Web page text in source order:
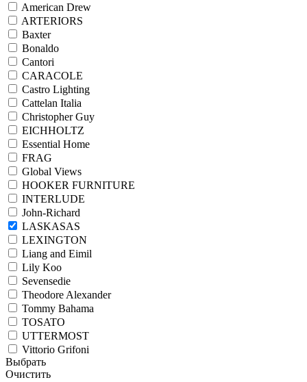
American Drew
ARTERIORS
Baxter
Bonaldo
Cantori
CARACOLE
Castro Lighting
Cattelan Italia
Christopher Guy
EICHHOLTZ
Essential Home
FRAG
Global Views
HOOKER FURNITURE
INTERLUDE
John-Richard
LASKASAS
LEXINGTON
Liang and Eimil
Lily Koo
Sevensedie
Theodore Alexander
Tommy Bahama
TOSATO
UTTERMOST
Vittorio Grifoni
Выбрать
Очистить